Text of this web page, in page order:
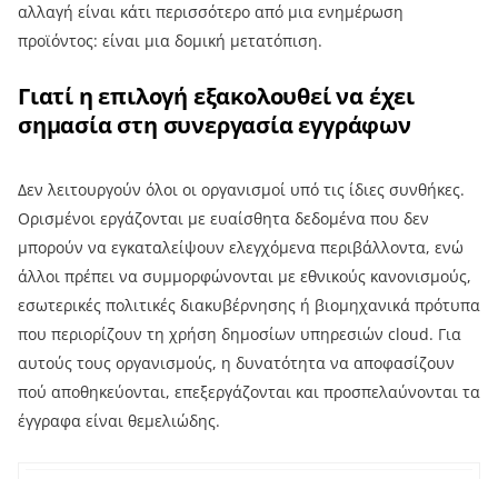
αλλαγή είναι κάτι περισσότερο από μια ενημέρωση
προϊόντος: είναι μια δομική μετατόπιση.
Γιατί η επιλογή εξακολουθεί να έχει
σημασία στη συνεργασία εγγράφων
Δεν λειτουργούν όλοι οι οργανισμοί υπό τις ίδιες συνθήκες.
Ορισμένοι εργάζονται με ευαίσθητα δεδομένα που δεν
μπορούν να εγκαταλείψουν ελεγχόμενα περιβάλλοντα, ενώ
άλλοι πρέπει να συμμορφώνονται με εθνικούς κανονισμούς,
εσωτερικές πολιτικές διακυβέρνησης ή βιομηχανικά πρότυπα
που περιορίζουν τη χρήση δημοσίων υπηρεσιών cloud. Για
αυτούς τους οργανισμούς, η δυνατότητα να αποφασίζουν
πού αποθηκεύονται, επεξεργάζονται και προσπελαύνονται τα
έγγραφα είναι θεμελιώδης.